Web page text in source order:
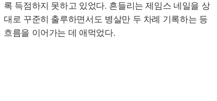
록 득점하지 못하고 있었다. 흔들리는 제임스 네일을 상
대로 꾸준히 출루하면서도 병살만 두 차례 기록하는 등
흐름을 이어가는 데 애먹었다.